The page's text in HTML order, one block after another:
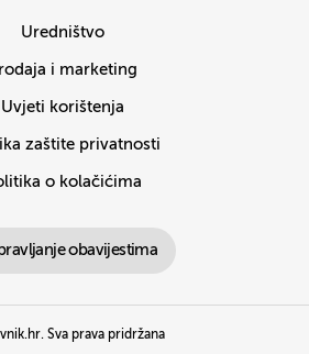
Uredništvo
i marketing
Uvjeti korištenja
zaštite privatnosti
o kolačićima
obavijestima
Sva prava pridržana